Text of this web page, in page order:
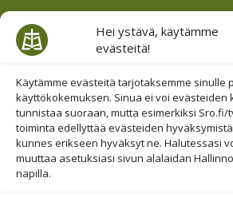
Hei ystävä, käytämme
evästeitä!
Käytämme evästeitä tarjotaksemme sinulle
käyttökokemuksen. Sinua ei voi evästeiden
tunnistaa suoraan, mutta esimerkiksi Sro.fi/
toiminta edellyttää evästeiden
kunnes erikseen hyväksyt ne. Halutessasi
muuttaa asetuksiasi sivun alalaidan
napilla.
Evästesuostumus
Hallinnoi evästeitä
Etsi sivuiltamme
© 2019-2026 Suomen